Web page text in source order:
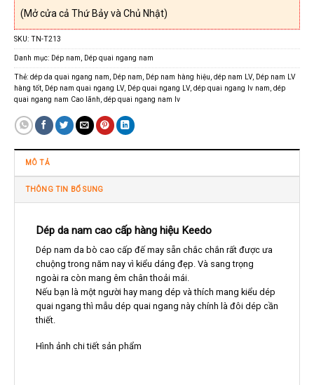
(Mở cửa cả Thứ Bảy và Chủ Nhật)
SKU: TN-T213
Danh mục: Dép nam Dép quai ngang nam
Thẻ: dép da quai ngang nam Dép nam Dép nam hàng hiệu dép nam LV, Dép nam LV
hàng tốt, Dép nam quai ngang LV, Dép quai ngang LV, dép quai ngang lv nam dép
quai ngang nam Cao lãnh dép quai ngang nam lv
MÔ TẢ
THÔNG TIN BỔ SUNG
Dép da nam cao cấp hàng hiệu Keedo
Dép nam da bò cao cấp đế may sẵn chắc chắn rất được ưa
chuộng trong năm nay vì kiểu dáng đẹp. Và sang trọng
ngoài ra còn mang êm chân thoải mái.
Nếu bạn là một người hay mang dép và thích mang kiểu dép
quai ngang thì mẫu dép quai ngang này chính là đôi dép cần
thiết.
Hình ảnh chi tiết sản phẩm